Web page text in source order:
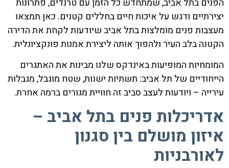
הפנים בתל אביב, שמתחדש כל הזמן עם טרנדים, פתרונות
יצירתיים ודגש על איכות חיים בחללים קטנים. כאן תמצאו
מעצבות פנים מומלצות בתל אביב שיודעות לקחת את הדירה
הקטנה בלב העיר ולהפוך אותה ליצירת אמנות פונקציונלית.
המומחיות המופיעות באינדקס שלנו מבינות את האתגרים
הייחודיים של תל אביב: תשתיות ישנות, שטח מוגבל, מגבלות
עירייה – ויודעות לעצב סביב זה חוויית מגורים ברמה אחרת.
אדריכלות פנים בתל אביב –
איזון מושלם בין סגנון
לאורבניות